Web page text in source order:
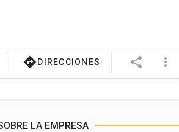
directions DIRECCIONES share more_vert
LA EMPRESA